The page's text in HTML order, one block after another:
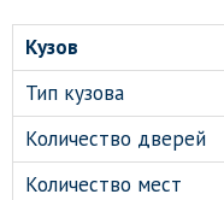
Кузов
Тип кузова
Количество дверей
Количество мест